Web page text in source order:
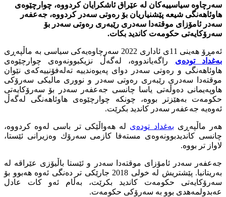
سه‌رچاوه‌ سیاسییه‌كان له‌ عێراق ئاشكرایان كردووه‌، چوارچێوه‌ى
هاوئاهه‌نگى شیعه‌ پێشنیاریان بۆ ره‌وتى سه‌در كردووه‌، جه‌عفه‌ر
سه‌در ئامۆزاى موقته‌دا سه‌درى رێبه‌رى ره‌وتى سه‌در بۆ
سه‌رۆكایه‌تى حكومه‌ت كاندید بكات.
ئه‌مڕۆ هه‌ینى 11ى ئادارى 2022 سه‌رچاوه‌یه‌كى سیاسى به‌ ماڵپه‌ڕى
به‌غداد توده‌ى راگه‌یاندووه‌، له‌گه‌ڵ نزیكبوونه‌وه‌ى چوارچێوه‌ى
هاوئاهه‌نگى و ره‌وتى سه‌در دواى په‌یوه‌ندییه‌ ته‌له‌فۆنییه‌كه‌ى نێوان
موقته‌دا سه‌درى رێبه‌رى ره‌وتى سه‌در و نوورى مالیكى سه‌رۆكى
هاوپه‌یمانى ده‌وڵه‌تى یاسا چانسى جه‌عفه‌ر سه‌در بۆ سه‌رۆكایه‌تى
حكومه‌ت به‌هێزتر بووه‌، چونكه‌ چوارچێوه‌ى هاوئاهه‌نگى له‌گه‌ڵ
ئه‌وه‌یه‌ جه‌عفه‌ر سه‌در كاندید بكرێت.
هه‌ر ماڵپه‌ڕى به‌غداد توده‌ى له‌ هه‌واڵێكى تر باسى له‌وه‌ كردووه‌،
چانسى كاندیدبوونه‌وه‌ى مسته‌فا كازمى سه‌رۆك وه‌زیرانى ئێستا،
لاواز تر بووه‌.
جه‌عفه‌ر سه‌در ئامۆزاى موقته‌دا سه‌در و ئێستا باڵیۆزى عێراقه‌ له‌
به‌ریتانیا. پێشتریش له‌ خولى 2018 جارێكى تر ده‌نگى ئه‌وه‌ هه‌بوو بۆ
سه‌رۆكایه‌تى حكومه‌ت كاندید بكرێت، به‌ڵام ئه‌و كات عادل
عه‌بدولمه‌هدى بوو به‌ سه‌رۆكى حكومه‌ت.